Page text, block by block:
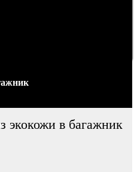
экокожи в багажник